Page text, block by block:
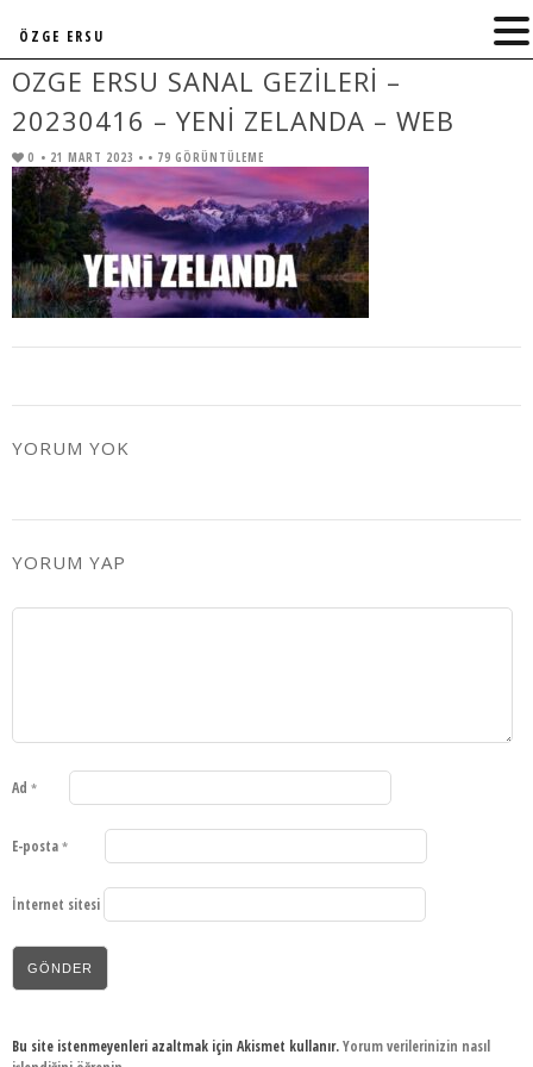
OZGE ERSU SANAL GEZILERI –
20230416 – YENI ZELANDA – WEB
0 • 21 MART 2023 • • 79 GÖRÜNTÜLEME
YORUM YOK
YORUM YAP
Ad *
E-posta *
İnternet sitesi
Bu site istenmeyenleri azaltmak için Akismet kullanır.Yorum verilerinizin nasıl
ÖZGE ERSU